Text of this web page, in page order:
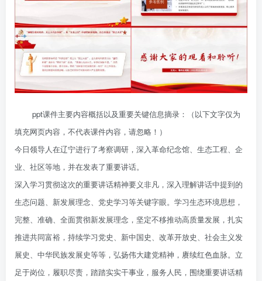
ppt课件主要内容概括以及重要关键信息摘录：（以下文字仅为
填充网页内容，不代表课件内容，请忽略！）
今日领导人在辽宁进行了考察调研，深入革命纪念馆、生态工程、企
业、社区等地，并在发表了重要讲话。
深入学习贯彻这次的重要讲话精神要义非凡，深入理解讲话中提到的
生态问题、新发展理念、党史学习等关键字眼。学习生态环境思想，
完整、准确、全面贯彻新发展理念，坚定不移推动高质量发展，扎实
推进共同富裕，持续学习党史、新中国史、改革开放史、社会主义发
展史、中华民族发展史等等，弘扬伟大建党精神，赓续红色血脉。立
足于岗位，履职尽责，踏踏实实干事业，服务人民，围绕重要讲话精